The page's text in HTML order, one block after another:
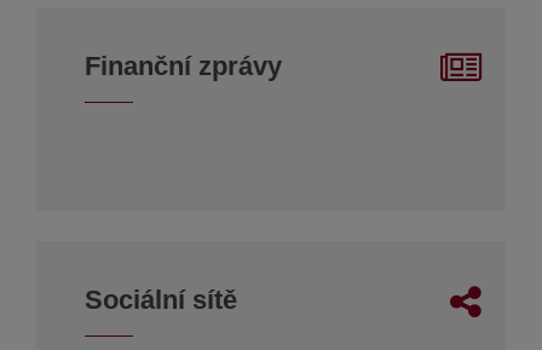
Finanční zprávy
Sociální sítě